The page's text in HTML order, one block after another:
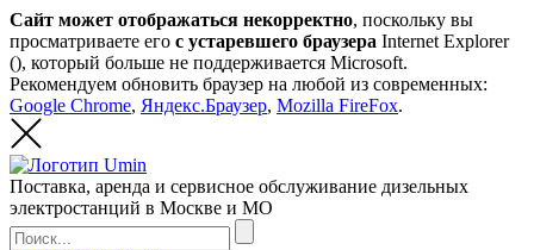
Сайт может отображаться некорректно, поскольку вы
просматриваете его с устаревшего браузера Internet Explorer
(), который больше не поддерживается Microsoft.
Рекомендуем обновить браузер на любой из современных:
Google Chrome, Яндекс.Браузер, Mozilla FireFox.
Поставка, аренда и сервисное обслуживание дизельных
электростанций в Москве и МО